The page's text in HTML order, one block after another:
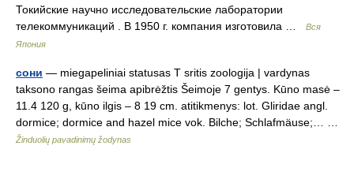
Токийские научно исследовательские лаборатории
телекоммуникаций . В 1950 г. компания изготовила …
Вся
Япония
сони — miegapeliniai statusas T sritis zoologija | vardynas
taksono rangas šeima apibrėžtis Šeimoje 7 gentys. Kūno masė –
11.4 120 g, kūno ilgis – 8 19 cm. atitikmenys: lot. Gliridae angl.
dormice; dormice and hazel mice vok. Bilche; Schlafmäuse;… …
Žinduolių pavadinimų žodynas